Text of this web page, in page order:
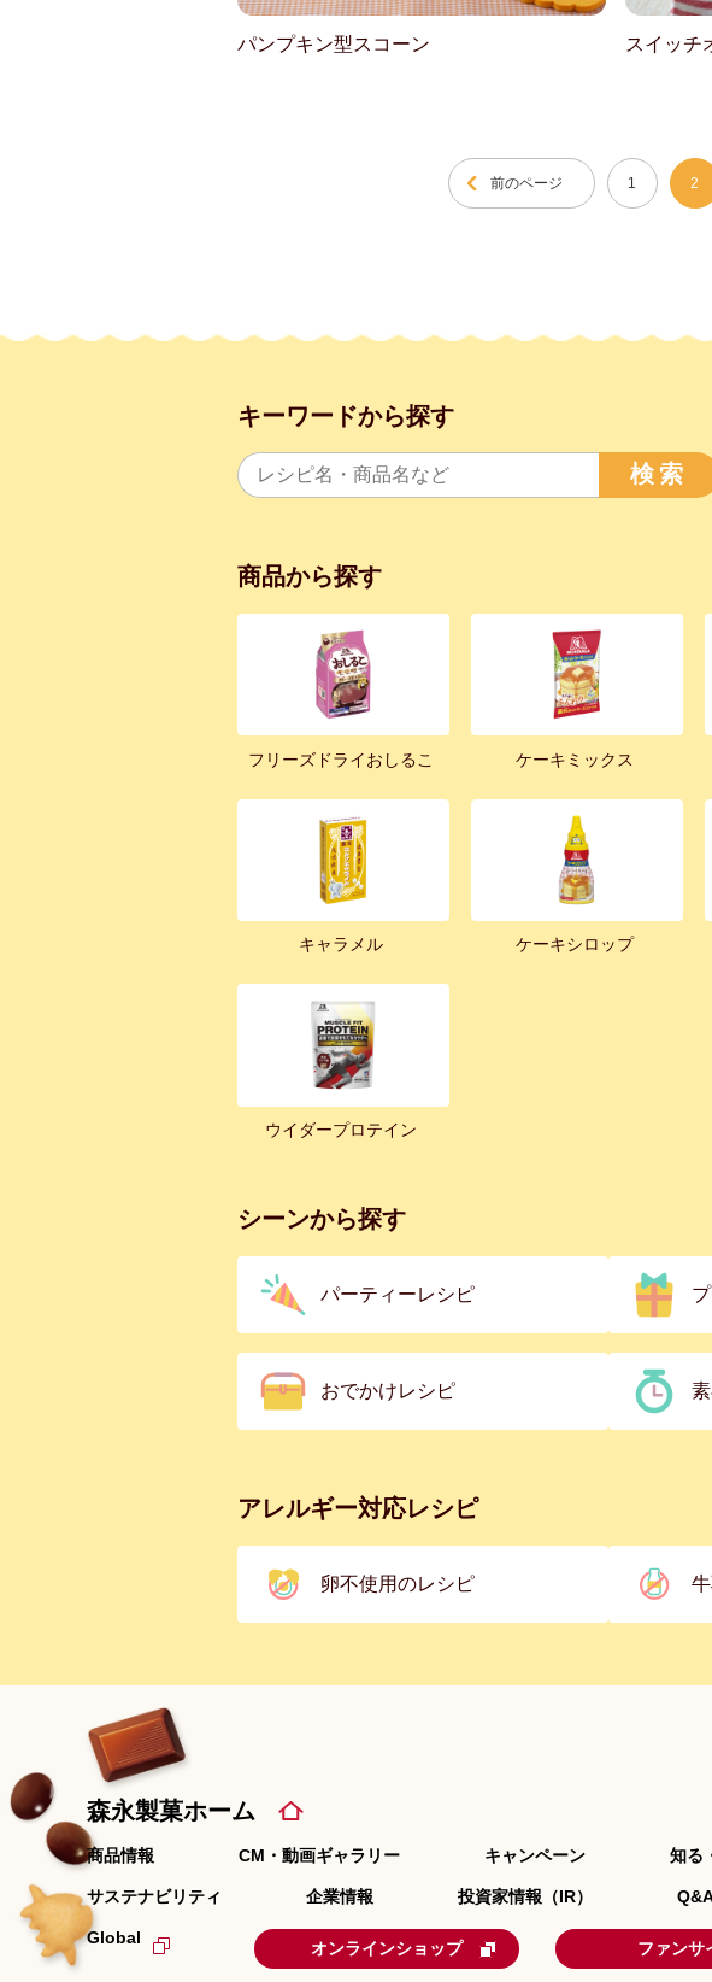
パンプキン型スコーン スイッチ
前のページ 1 2
キーワードから探す
検索
商品から探す
フリーズドライおしるこ ケーキミックス
キャラメル ケーキシロップ
ウイダープロテイン
シーンから探す
パーティーレシピ
おでかけレシピ
アレルギー対応レシピ
卵不使用のレシピ
森永製菓ホーム
商品情報 CM・動画ギャラリー キャンペーン 知る
サステナビリティ 企業情報 投資家情報（IR）
Global
オンラインショップ ファンサ